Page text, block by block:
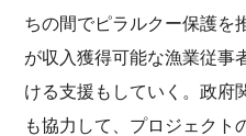
ちの間でピラルクー保護を
が収入獲得可能な漁業従事
ける支援もしていく。政府
も協力して、プロジェクト